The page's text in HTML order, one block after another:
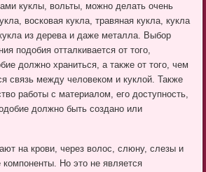
куклы, вольты, можно делать очень
восковая кукла, травяная кукла, кукла
из дерева и даже металла. Выбор
подобия отталкивается от того,
должно храниться, а также от того, чем
связь между человеком и куклой. Также
работы с материалом, его доступность,
должно быть создано или
на крови, через волос, слюну, слезы и
компоненты. Но это не является